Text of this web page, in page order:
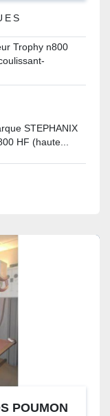
Trophy n800
STEPHANIX
HF (haute...
POUMON